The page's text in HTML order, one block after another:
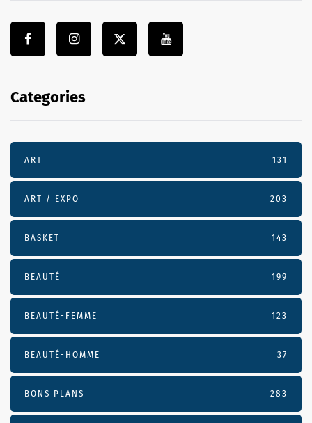
Categories
ART 131
ART / EXPO 203
BASKET 143
BEAUTÉ 199
BEAUTÉ-FEMME 123
BEAUTÉ-HOMME 37
BONS PLANS 283